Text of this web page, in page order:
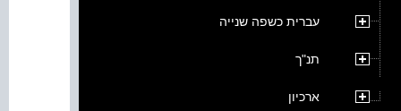
עברית כשפה שנייה
תנ"ך
ארכיון